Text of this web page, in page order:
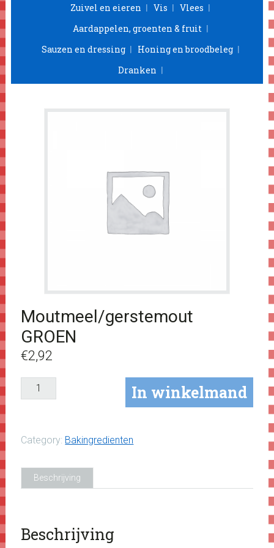
Zuivel en eieren
Vis
Vlees
Aardappelen, groenten & fruit
Sauzen en dressing
Honing en broodbeleg
Dranken
Moutmeel/gerstemout
GROEN
€2,92
Moutmeel/gerstemout
GROEN
In winkelmand
Category: Bakingredienten
Beschrijving
Beschrijving